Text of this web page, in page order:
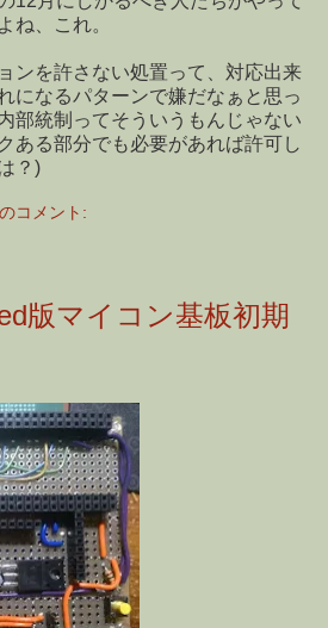
ね、これ。
ンを許さない処置って、対応出来
になるパターンで嫌だなぁと思っ
部統制ってそういうもんじゃない
ある部分でも必要があれば許可し
？)
コメント:
版マイコン基板初期